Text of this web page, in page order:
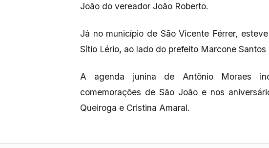
João do vereador João Roberto.
Já no município de São Vicente Férrer,
Sítio Lério, ao lado do prefeito Marcone Santos
A agenda junina de Antônio Moraes
comemorações de São João e nos
Queiroga e Cristina Amaral.